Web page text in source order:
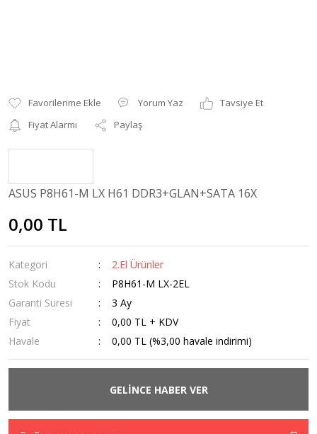
Yorum Yaz
Tavsiye Et
Fiyat Alarmı
Paylaş
ASUS P8H61-M LX H61 DDR3+GLAN+SATA 16X
0,00 TL
Kategori
2.El Ürünler
Stok Kodu
P8H61-M LX-2EL
Garanti Süresi
3 Ay
Fiyat
0,00 TL + KDV
Havale
0,00 TL (%3,00 havale indirimi)
GELİNCE HABER VER